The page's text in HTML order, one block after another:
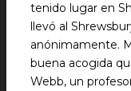
tenido lugar en
llevó al
anónimamente.
buena acogida
Webb, un